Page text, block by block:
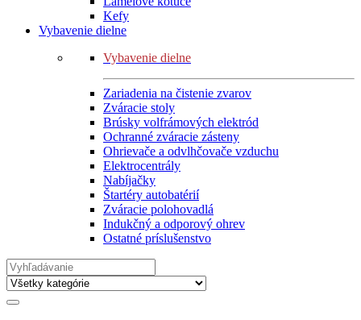
Kefy
Vybavenie dielne
Vybavenie dielne
Zariadenia na čistenie zvarov
Zváracie stoly
Brúsky volfrámových elektród
Ochranné zváracie zásteny
Ohrievače a odvlhčovače vzduchu
Elektrocentrály
Nabíjačky
Štartéry autobatérií
Zváracie polohovadlá
Indukčný a odporový ohrev
Ostatné príslušenstvo
Search
for: